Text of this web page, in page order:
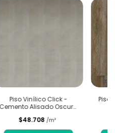
Piso Vinílico Click -
Cemento Alisado Oscuro
$48.708/m²
Piso